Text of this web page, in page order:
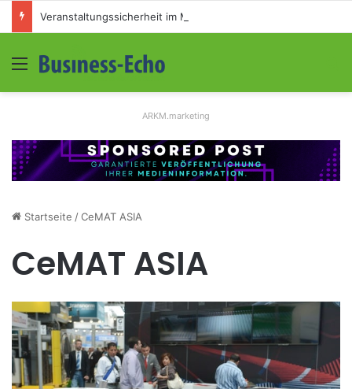
Menü
ARKM.marketing
Startseite /CeMAT ASIA
CeMAT ASIA